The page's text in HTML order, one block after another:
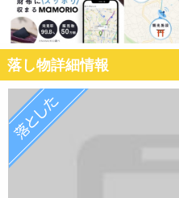
落し物詳細情報